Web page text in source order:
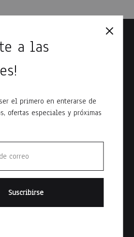
Serra 2172 enre Joaquín Requena y
a las
el primero en enterarse de
ofertas especiales y próximas